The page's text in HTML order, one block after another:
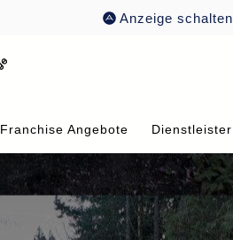
Anzeige schalten
Franchise Angebote Dienstleister